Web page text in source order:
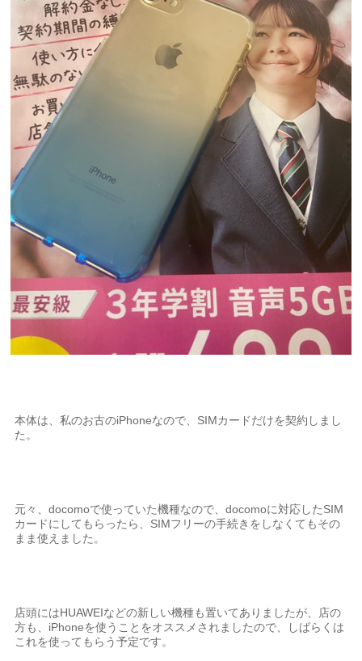
本体は、私のお古のiPhoneなので、SIMカードだけを契約しまし
た。
元々、docomoで使っていた機種なので、docomoに対応したSIM
カードにしてもらったら、SIMフリーの手続きをしなくてもその
まま使えました。
店頭にはHUAWEIなどの新しい機種も置いてありましたが、店の
方も、iPhoneを使うことをオススメされましたので、しばらくは
これを使ってもらう予定です。